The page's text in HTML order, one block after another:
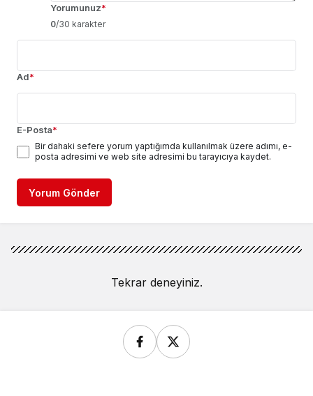
Yorumunuz*
0/30 karakter
Ad*
E-Posta*
Bir dahaki sefere yorum yaptığımda kullanılmak üzere adımı, e-
posta adresimi ve web site adresimi bu tarayıcıya kaydet.
Yorum Gönder
Tekrar deneyiniz.